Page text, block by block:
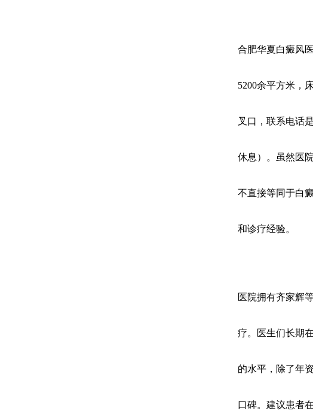
合肥华夏白癜风
5200余平方米，
叉口，联系电话
休息）。虽然医
不直接等同于白
和诊疗经验。
医院拥有齐家辉
疗。医生们长期
的水平，除了年
口碑。建议患者